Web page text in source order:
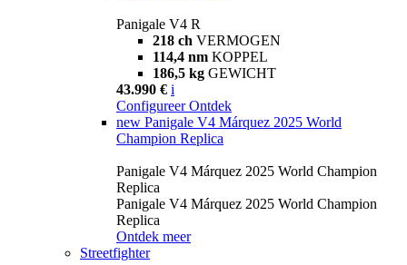
Panigale V4 R
218 ch VERMOGEN
114,4 nm KOPPEL
186,5 kg GEWICHT
43.990 € i
Configureer Ontdek
new Panigale V4 Márquez 2025 World
Champion Replica
Panigale V4 Márquez 2025 World Champion
Replica
Panigale V4 Márquez 2025 World Champion
Replica
Ontdek meer
Streetfighter